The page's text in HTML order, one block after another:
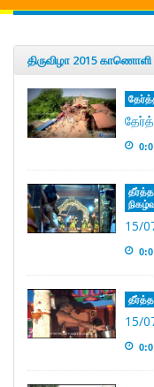
திருவிழா 2015 காணொளி
0:0
0:0
0:0